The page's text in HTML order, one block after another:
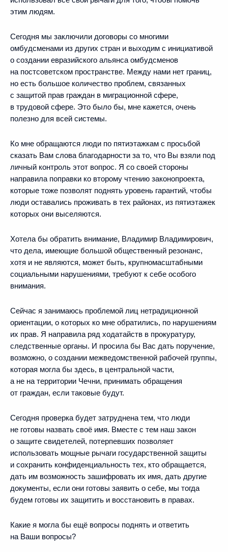
этим людям.
Сегодня мы заключили договоры со многими
омбудсменами из других стран и выходим с инициативой
о создании евразийского альянса омбудсменов
на постсоветском пространстве. Между нами нет границ,
но есть большое количество проблем, связанных
с защитой прав граждан в миграционной сфере,
в трудовой сфере. Это было бы, мне кажется, очень
полезно для всей системы.
Ко мне обращаются люди по пятиэтажкам с просьбой
сказать Вам слова благодарности за то, что Вы взяли под
личный контроль этот вопрос. Я со своей стороны
направила поправки ко второму чтению законопроекта,
которые тоже позволят поднять уровень гарантий, чтобы
люди оставались проживать в тех районах, из пятиэтажек
которых они выселяются.
Хотела бы обратить внимание, Владимир Владимирович,
что дела, имеющие большой общественный резонанс,
хотя и не являются, может быть, крупномасштабными
социальными нарушениями, требуют к себе особого
внимания.
Сейчас я занимаюсь проблемой лиц нетрадиционной
ориентации, о которых ко мне обратились, по нарушениям
их прав. Я направила ряд ходатайств в прокуратуру,
следственные органы. И просила бы Вас дать поручение,
возможно, о создании межведомственной рабочей группы,
которая могла бы здесь, в центральной части,
а не на территории Чечни, принимать обращения
от граждан, если таковые будут.
Сегодня проверка будет затруднена тем, что люди
не готовы назвать своё имя. Вместе с тем наш закон
о защите свидетелей, потерпевших позволяет
использовать мощные рычаги государственной защиты
и сохранить конфиденциальность тех, кто обращается,
дать им возможность зашифровать их имя, дать другие
документы, если они готовы заявить о себе, мы тогда
будем готовы их защитить и восстановить в правах.
Какие я могла бы ещё вопросы поднять и ответить
на Ваши вопросы?